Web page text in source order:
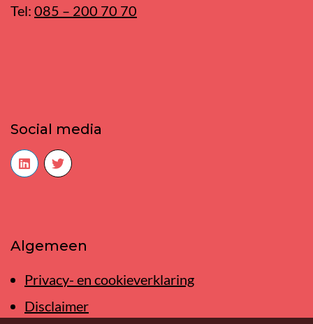
Tel: 085 – 200 70 70
Social media
Algemeen
Privacy- en cookieverklaring
Disclaimer